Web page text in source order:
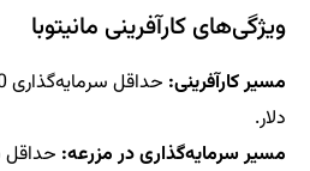
ویژگی‌های کارآفرینی مانیتوبا
مسیر کارآفرینی:
دلار.
مسیر سرمایه‌گذاری در مزرعه: حداقل